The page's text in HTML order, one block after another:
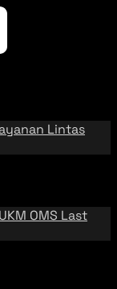
Lintas
UKM OMS Last